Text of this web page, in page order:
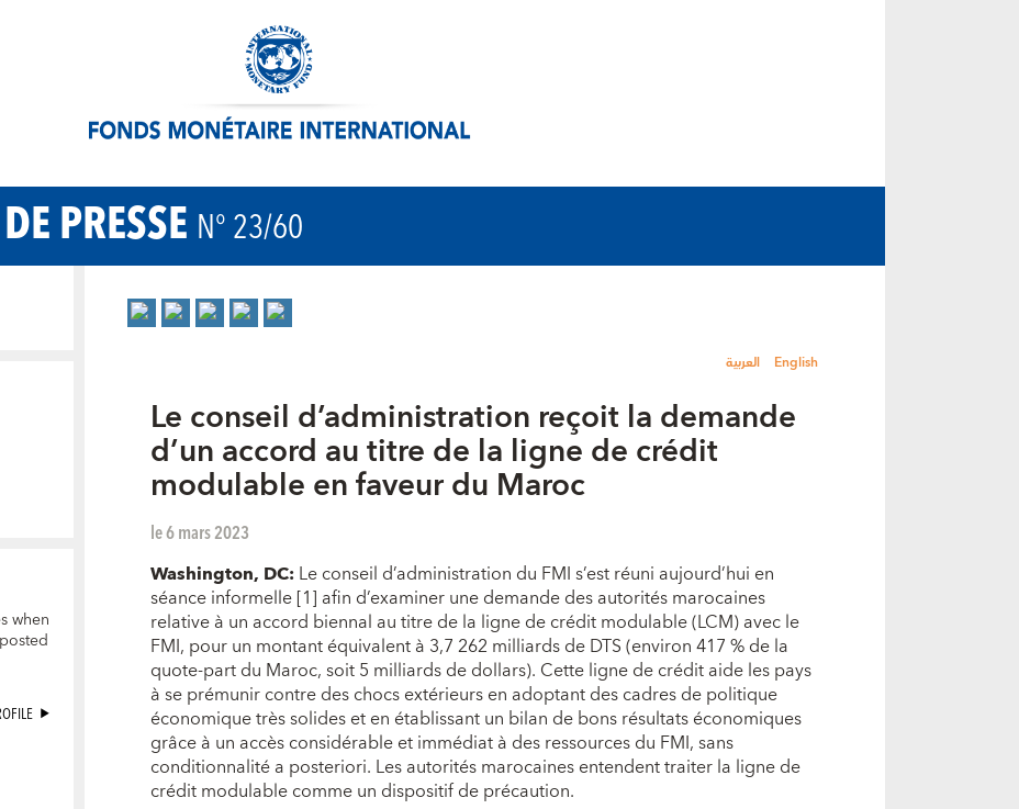
PRESSE N° 23/60
when
العربية English
Le conseil d’administration reçoit la demande
d’un accord au titre de la ligne de crédit
modulable en faveur du Maroc
le 6 mars 2023
Washington, DC:Le conseil d’administration du FMI s’est réuni aujourd’hui en
séance informelle [1] afin d’examiner une demande des autorités marocaines
relative à un accord biennal au titre de la ligne de crédit modulable (LCM) avec le
FMI, pour un montant équivalent à 3,7 262 milliards de DTS (environ 417 % de la
quote-part du Maroc, soit 5 milliards de dollars). Cette ligne de crédit aide les pays
à se prémunir contre des chocs extérieurs en adoptant des cadres de politique
économique très solides et en établissant un bilan de bons résultats économiques
grâce à un accès considérable et immédiat à des ressources du FMI, sans
conditionnalité a posteriori. Les autorités marocaines entendent traiter la ligne de
crédit modulable comme un dispositif de précaution.